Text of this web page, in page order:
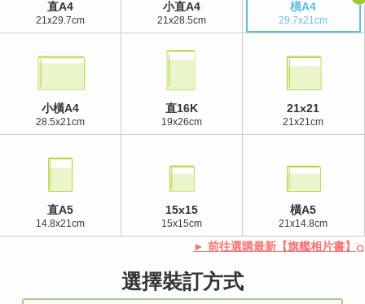
直A4
21x29.7cm
小直A4
21x28.5cm
橫A4
29.7x21cm
小橫A4
28.5x21cm
直16K
19x26cm
21x21
21x21cm
直A5
14.8x21cm
15x15
15x15cm
橫A5
21x14.8cm
► 前往選購最新【旗艦相片書】
選擇裝訂方式